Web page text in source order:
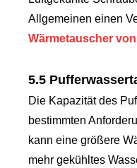
Allgemeinen einen
Wärmetauscher
5.5
Die Kapazität des
bestimmten
kann eine größere
mehr gekühltes